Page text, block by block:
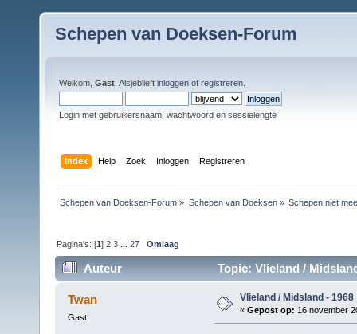
Schepen van Doeksen-Forum
Welkom, Gast . Alsjeblieft inloggen of registreren
Login met gebruikersnaam, wachtwoord en sessielengte
Index Help Zoek Inloggen Registreren
Schepen van Doeksen-Forum » Schepen van Doeksen» Schepen niet
Pagina's: [1]2 3 ...27 Omlaag
Auteur Topic: Vlieland /
Twan
Gast
Vlieland / Midsland - 1968
« Gepost op: 16 november